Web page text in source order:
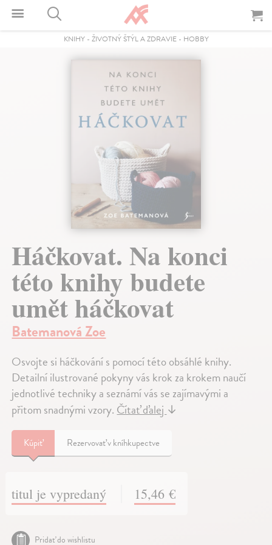
KNIHY- ŽIVOTNÝ ŠTÝL A ZDRAVIE- HOBBY
Háčkovat. Na konci
této knihy budete
umět háčkovat
Batemanová Zoe
Osvojte si háčkování s pomocí této obsáhlé knihy.
Detailní ilustrované pokyny vás krok za krokem naučí
jednotlivé techniky a seznámí vás se zajímavými a
přitom snadnými vzory.Čítať ďalej↓
Kúpiť Rezervovať v kníhkupectve
titul je vypredaný 15,46 €
Pridať do wishlistu